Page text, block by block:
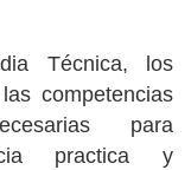
Técnica, los
competencias
para
practica y